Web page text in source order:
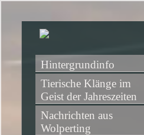
Hintergrundinfo
Tierische Klänge im
Geist der Jahreszeiten
Nachrichten aus
Wolperting